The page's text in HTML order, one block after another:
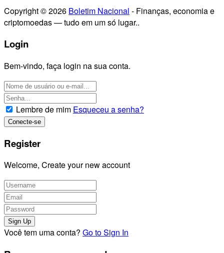
Copyright © 2026 Boletim Nacional - Finanças, economia e
criptomoedas — tudo em um só lugar..
Login
Bem-vindo, faça login na sua conta.
Lembre de mim Esqueceu a senha?
Register
Welcome, Create your new account
Você tem uma conta? Go to Sign In